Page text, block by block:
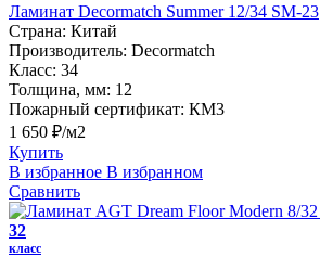
Ламинат Decormatch Summer 12/34 SM-23
Страна: Китай
Производитель: Decormatch
Класс: 34
Толщина, мм: 12
Пожарный сертификат: КМ3
1 650 ₽/м2
Купить
В избранное В избранном
Сравнить
32
класс